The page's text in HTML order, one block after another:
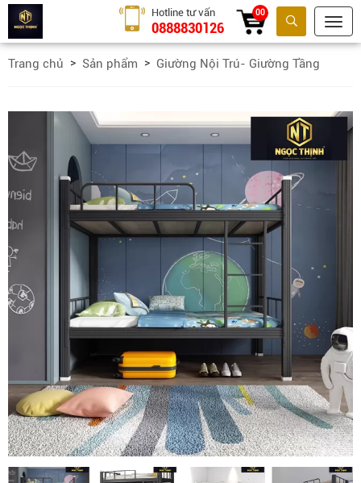
Tìm kiếm
Hotline tư vấn
0888830126
00
Trang chủ Sản phẩm Giường Nội Trú- Giường Tầng